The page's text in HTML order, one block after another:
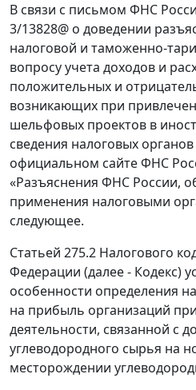
В связи с письмом ФНС
3/13828@ о доведении
налоговой и таможенно-
вопросу учета доходов и
положительных и
возникающих при
шельфовых проектов в
сведения налоговых
официальном сайте ФНС
«Разъяснения ФНС России,
применения налоговыми
следующее.
Статьей 275.2 Налогового
Федерации (далее - Кодекс)
особенности определения
на прибыль организаций
деятельности, связанной с
углеводородного сырья на
месторождении